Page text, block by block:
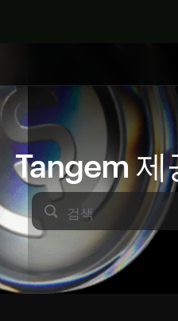
Tangem 제
검색